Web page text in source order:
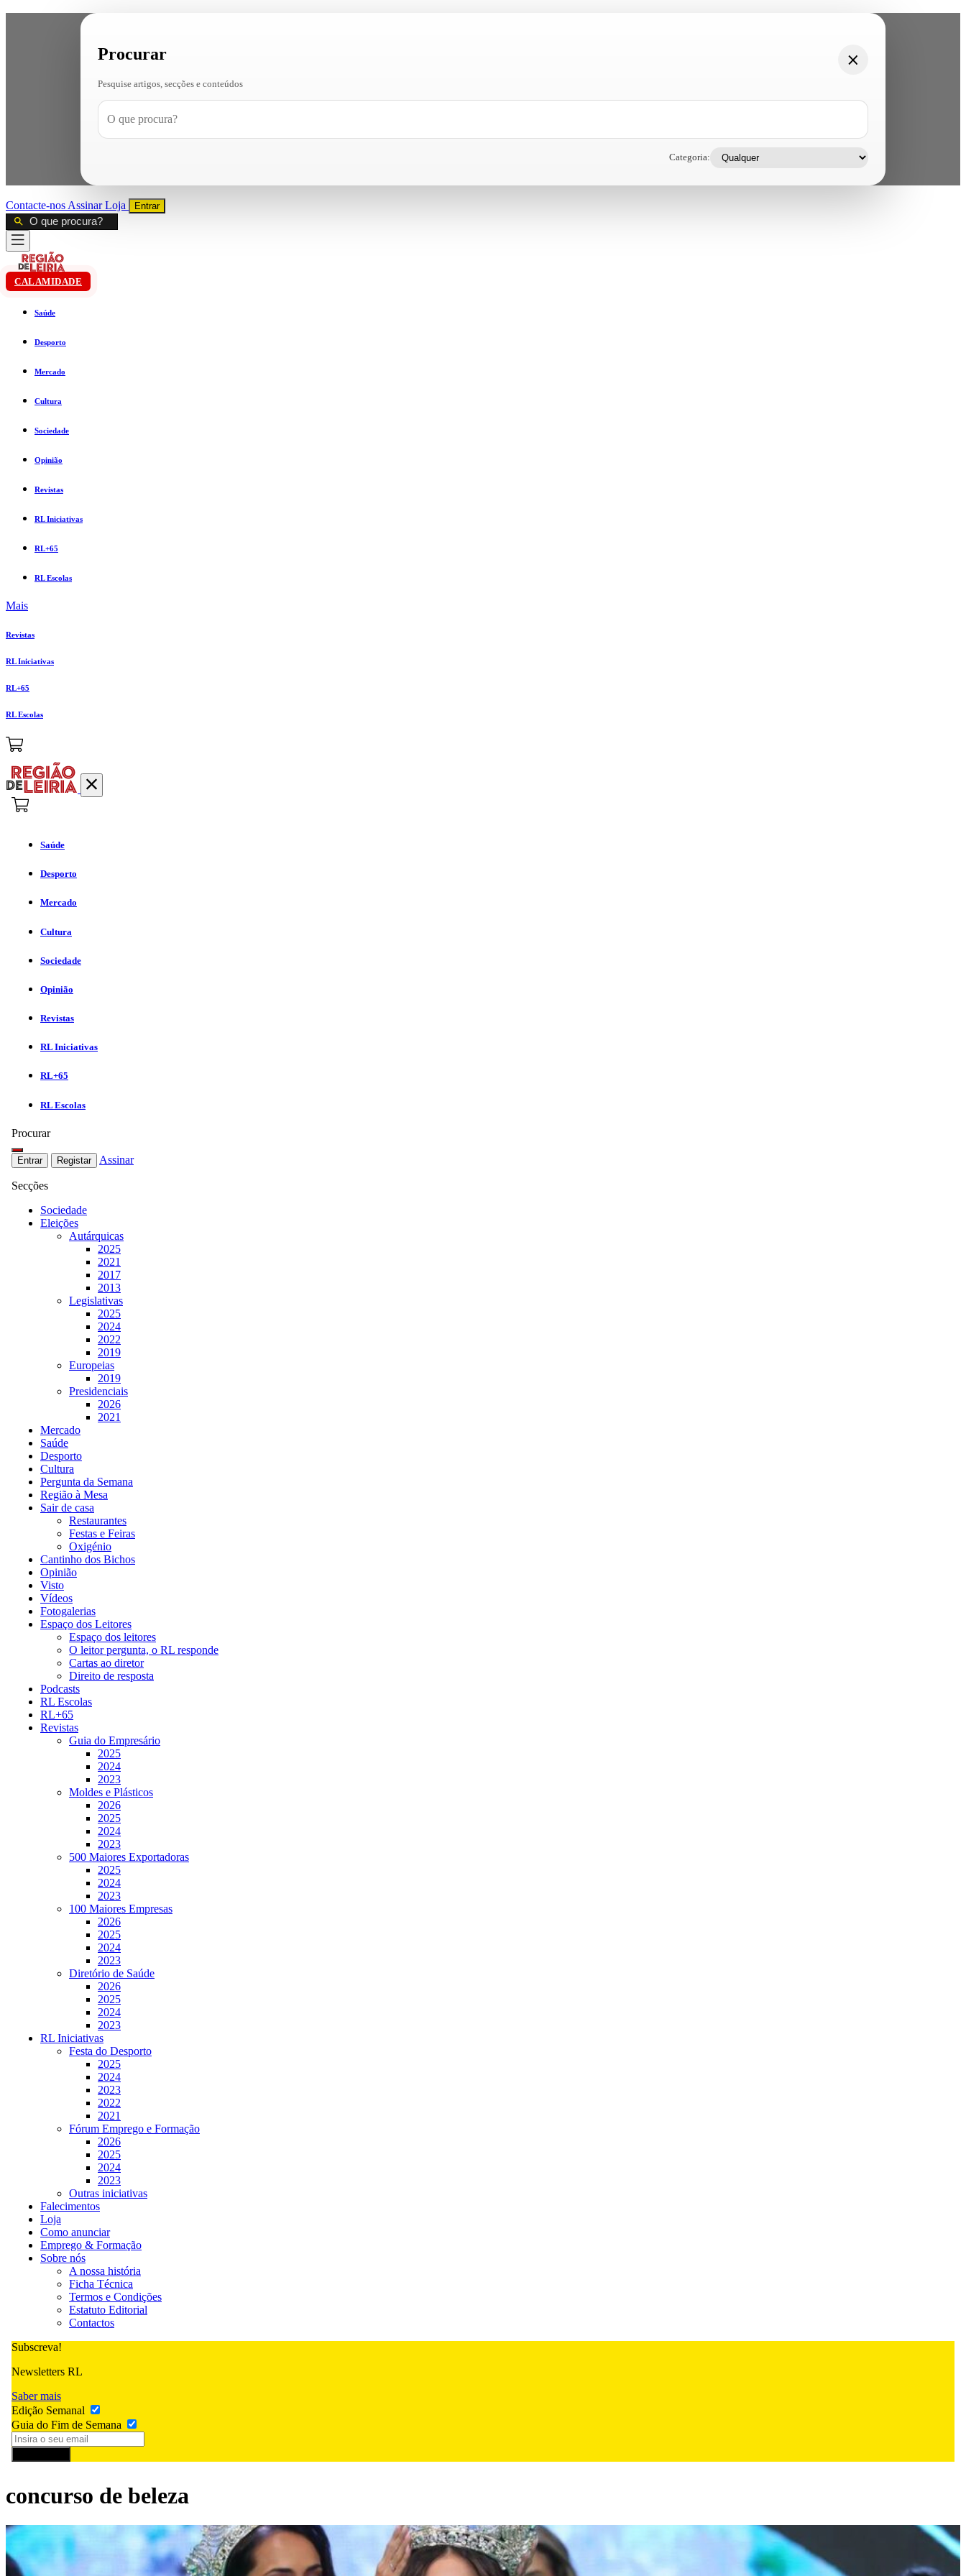
Procurar
Pesquise artigos, secções e conteúdos
Categoria:
Contacte-nos AssinarLoja Entrar
CALAMIDADE
Saúde
Desporto
Mercado
Cultura
Sociedade
Opinião
Revistas
RL Iniciativas
RL+65
RL Escolas
Mais
Revistas
RL Iniciativas
RL+65
RL Escolas
Saúde
Desporto
Mercado
Cultura
Sociedade
Opinião
Revistas
RL Iniciativas
RL+65
RL Escolas
Procurar
Entrar Registar Assinar
Secções
Sociedade
Eleições
Autárquicas
2025
2021
2017
2013
Legislativas
2025
2024
2022
2019
Europeias
2019
Presidenciais
2026
2021
Mercado
Saúde
Desporto
Cultura
Pergunta da Semana
Região à Mesa
Sair de casa
Restaurantes
Festas e Feiras
Oxigénio
Cantinho dos Bichos
Opinião
Visto
Vídeos
Fotogalerias
Espaço dos Leitores
Espaço dos leitores
O leitor pergunta, o RL responde
Cartas ao diretor
Direito de resposta
Podcasts
RL Escolas
RL+65
Revistas
Guia do Empresário
2025
2024
2023
Moldes e Plásticos
2026
2025
2024
2023
500 Maiores Exportadoras
2025
2024
2023
100 Maiores Empresas
2026
2025
2024
2023
Diretório de Saúde
2026
2025
2024
2023
RL Iniciativas
Festa do Desporto
2025
2024
2023
2022
2021
Fórum Emprego e Formação
2026
2025
2024
2023
Outras iniciativas
Falecimentos
Loja
Como anunciar
Emprego & Formação
Sobre nós
A nossa história
Ficha Técnica
Termos e Condições
Estatuto Editorial
Contactos
Subscreva!
Newsletters RL
Saber mais
Edição Semanal
Guia do Fim de Semana
concurso de beleza